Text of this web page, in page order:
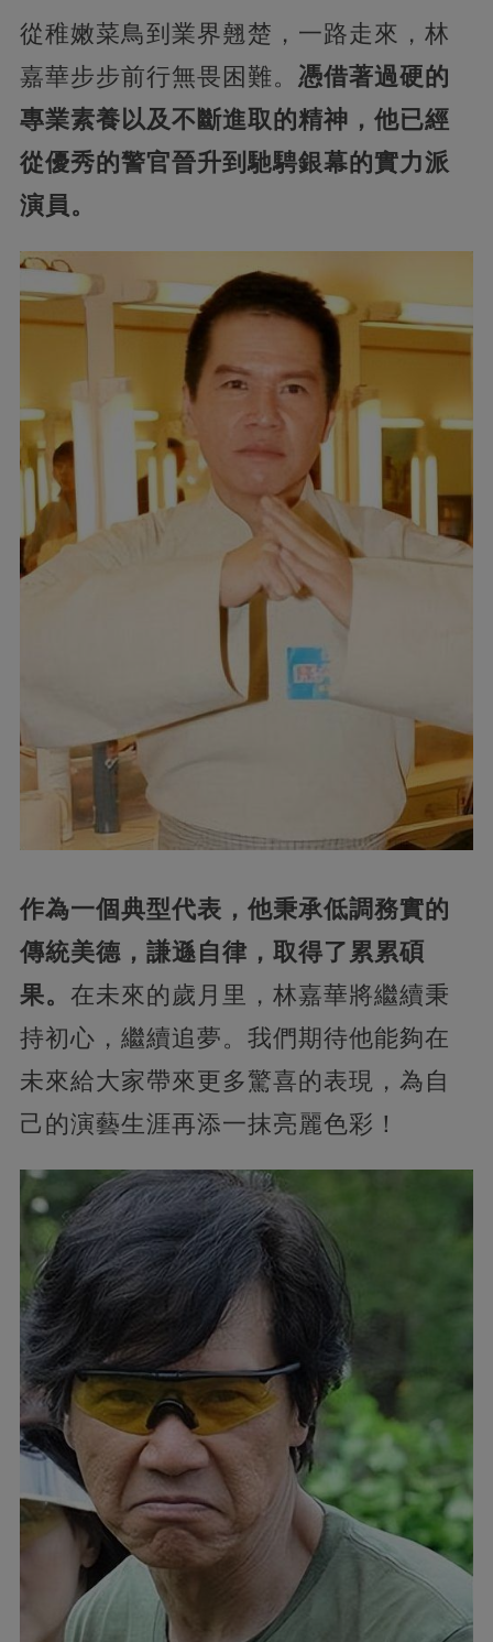
從稚嫩菜鳥到業界翹楚，一路走來，林
嘉華步步前行無畏困難。 憑借著過硬的
專業素養以及不斷進取的精神，他已經
從優秀的警官晉升到馳騁銀幕的實力派
演員。
作為一個典型代表，他秉承低調務實的
傳統美德，謙遜自律，取得了累累碩
果。 在未來的歲月里，林嘉華將繼續秉
持初心，繼續追夢。我們期待他能夠在
未來給大家帶來更多驚喜的表現，為自
己的演藝生涯再添一抹亮麗色彩！